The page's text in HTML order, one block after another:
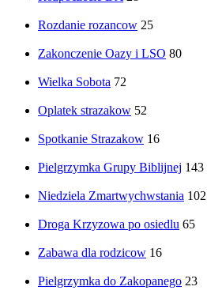
Rozdanie rozancow 25
Zakonczenie Oazy i LSO 80
Wielka Sobota 72
Oplatek strazakow 52
Spotkanie Strazakow 16
Pielgrzymka Grupy Biblijnej 143
Niedziela Zmartwychwstania 102
Droga Krzyzowa po osiedlu 65
Zabawa dla rodzicow 16
Pielgrzymka do Zakopanego 23